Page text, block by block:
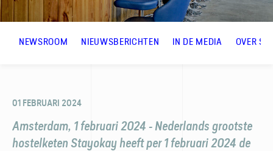
NEWSROOM NIEUWSBERICHTEN IN DE MEDIA OVER
01 FEBRUARI 2024
Amsterdam, 1 februari 2024 - Nederlands grootste
hostelketen Stayokay heeft per 1 februari 2024 de